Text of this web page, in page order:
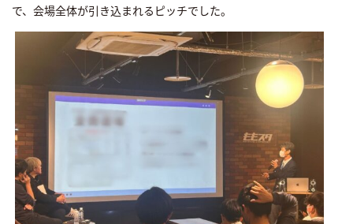
で、会場全体が引き込まれるピッチでした。